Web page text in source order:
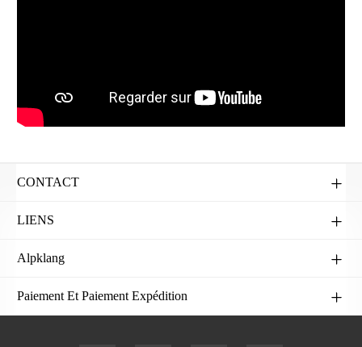
CONTACT
LIENS
Alpklang
Paiement Et Paiement Expédition